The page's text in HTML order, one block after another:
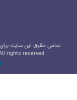
تمامی حقوق این سایت
rights reserved